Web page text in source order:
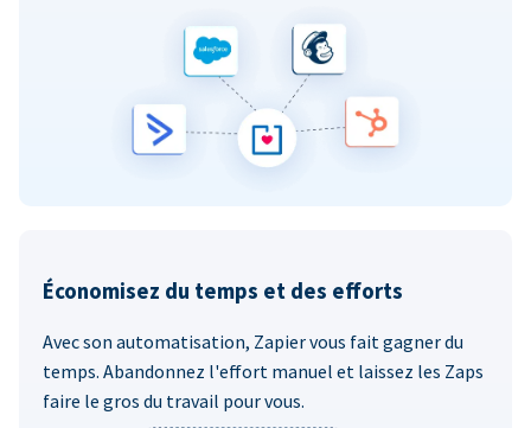
Économisez du temps et des efforts
Avec son automatisation, Zapier vous fait gagner du
temps. Abandonnez l'effort manuel et laissez les Zaps
faire le gros du travail pour vous.